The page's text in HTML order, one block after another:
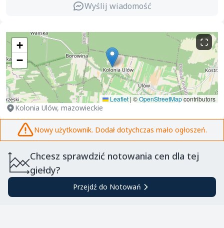
Wyślij wiadomość
+
−
Leaflet | ©OpenStreetMapcontributors
Kolonia Ulów, mazowieckie
Nowy użytkownik. Dodał dotychczas mało ogłoszeń.
Chcesz sprawdzić notowania cen dla tej
giełdy?
Przejdź do Notowań